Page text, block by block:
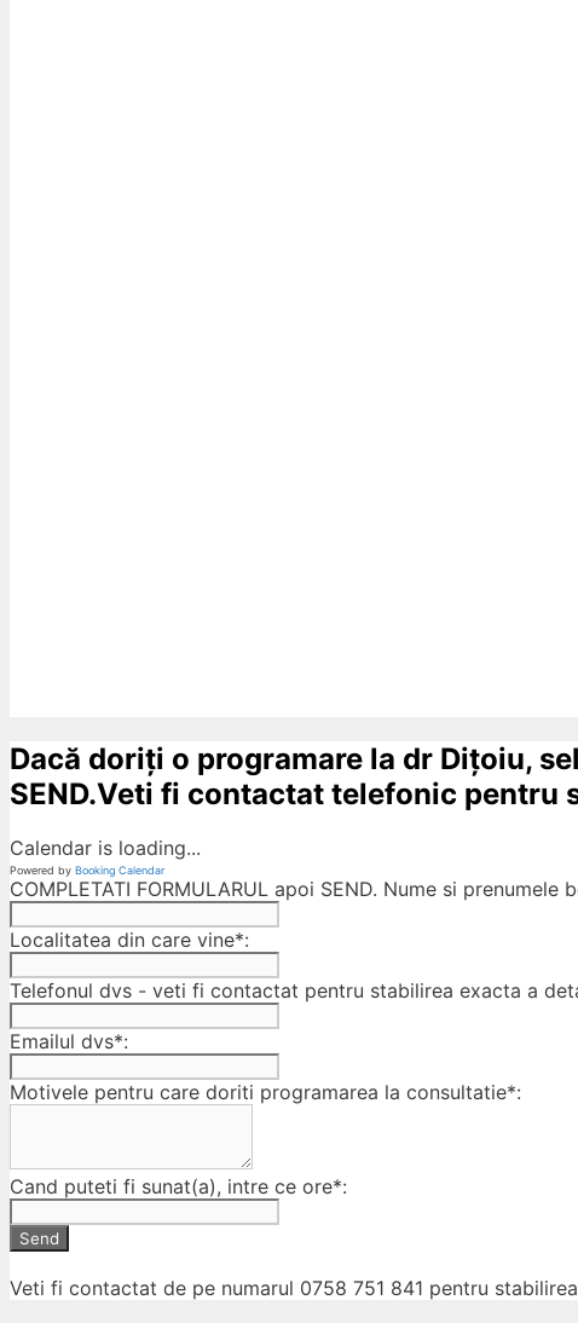
Dacă doriți o programare la dr Dițoiu,
SEND.Veti fi contactat telefonic pentru
Calendar is loading...
Powered by Booking Calendar
COMPLETATI FORMULARUL apoi SEND. Nume si prenumele
Localitatea din care vine*:
Telefonul dvs - veti fi contactat pentru stabilirea exacta a
Emailul dvs*:
Motivele pentru care doriti programarea la consultatie*:
Cand puteti fi sunat(a), intre ce ore*:
Send
Veti fi contactat de pe numarul 0758 751 841 pentru